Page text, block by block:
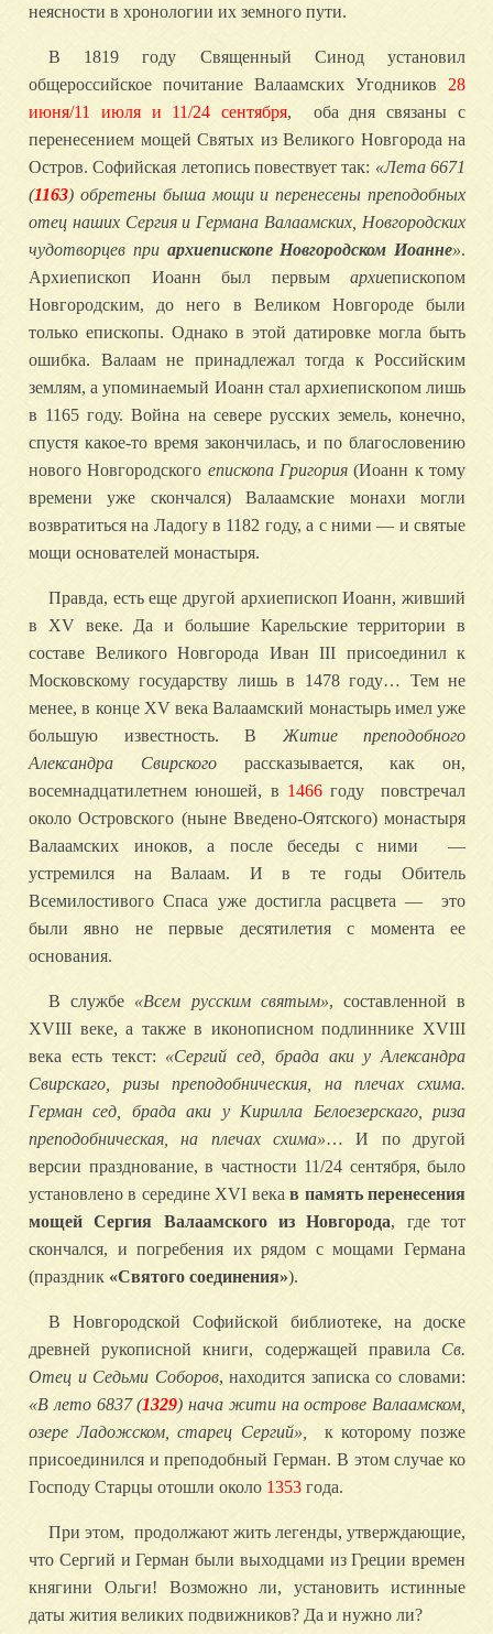
неясности в хронологии их земного пути.
В 1819 году Священный Синод установил
общероссийское почитание Валаамских Угодников 28
июня/11 июля и 11/24 сентября, оба дня связаны с
перенесением мощей Святых из Великого Новгорода на
Остров. Софийская летопись повествует так: «Лета 6671
(1163) обретены быша мощи и перенесены преподобных
отец наших Сергия и Германа Валаамских, Новгородских
чудотворцев при архиепископе Новгородском Иоанне».
Архиепископ Иоанн был первым архиепископом
Новгородским, до него в Великом Новгороде были
только епископы. Однако в этой датировке могла быть
ошибка. Валаам не принадлежал тогда к Российским
землям, а упоминаемый Иоанн стал архиепископом лишь
в 1165 году. Война на севере русских земель, конечно,
спустя какое-то время закончилась, и по благословению
нового Новгородского епископа Григория (Иоанн к тому
времени уже скончался) Валаамские монахи могли
возвратиться на Ладогу в 1182 году, а с ними — и святые
мощи основателей монастыря.
Правда, есть еще другой архиепископ Иоанн, живший
в XV веке. Да и большие Карельские территории в
составе Великого Новгорода Иван III присоединил к
Московскому государству лишь в 1478 году… Тем не
менее, в конце XV века Валаамский монастырь имел уже
большую известность. В Житие преподобного
Александра Свирскогорассказывается, как он,
восемнадцатилетнем юношей, в 1466 году повстречал
около Островского (ныне Введено-Оятского) монастыря
Валаамских иноков, а после беседы с ними —
устремился на Валаам. И в те годы Обитель
Всемилостивого Спаса уже достигла расцвета — это
были явно не первые десятилетия с момента ее
основания.
В службе «Всем русским святым», составленной в
XVIII веке, а также в иконописном подлиннике XVIII
века есть текст: «Сергий сед, брада аки у Александра
Свирскаго, ризы преподобническия, на плечах схима.
Герман сед, брада аки у Кирилла Белоезерскаго, риза
преподобническая, на плечах схима»… И по другой
версии празднование, в частности 11/24 сентября, было
установлено в середине XVI векав память перенесения
мощей Сергия Валаамского из Новгорода, где тот
скончался, и погребения их рядом с мощами Германа
(праздник «Святого соединения»).
В Новгородской Софийской библиотеке, на доске
древней рукописной книги, содержащей правила Св.
Отец и Седьми Соборов, находится записка со словами:
«В лето 6837 (1329) нача жити на острове Валаамском,
озере Ладожском, старец Сергий»,
к которому позже
присоединился и преподобный Герман. В этом случае ко
Господу Старцы отошли около 1353 года.
При этом, продолжают жить легенды, утверждающие,
что Сергий и Герман были выходцами из Греции времен
княгини Ольги! Возможно ли, установить истинные
даты жития великих подвижников? Да и нужно ли?